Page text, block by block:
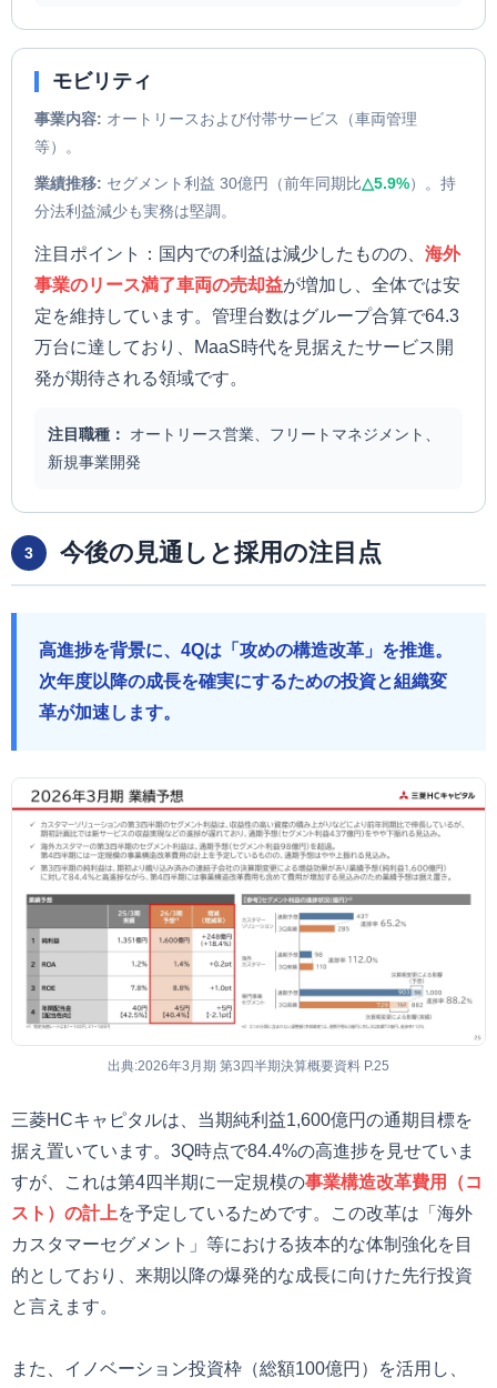
モビリティ
事業内容: オートリースおよび付帯サービス（車両管理
等）。
業績推移: セグメント利益 30億円（前年同期比△5.9%）。持
分法利益減少も実務は堅調。
注目ポイント：国内での利益は減少したものの、 海外
事業のリース満了車両の売却益が増加し、全体では安
定を維持しています。管理台数はグループ合算で64.3
万台に達しており、MaaS時代を見据えたサービス開
発が期待される領域です。
注目職種：
オートリース営業、フリートマネジメント、
新規事業開発
3 今後の見通しと採用の注目点
高進捗を背景に、4Qは「攻めの構造改革」を推進。
次年度以降の成長を確実にするための投資と組織変
革が加速します。
出典:2026年3月期 第3四半期決算概要資料 P.25
三菱HCキャピタルは、当期純利益1,600億円の通期目標を
据え置いています。3Q時点で84.4%の高進捗を見せていま
すが、これは第4四半期に一定規模の事業構造改革費用（コ
スト）の計上を予定しているためです。この改革は「海外
カスタマーセグメント」等における抜本的な体制強化を目
的としており、来期以降の爆発的な成長に向けた先行投資
と言えます。
また、イノベーション投資枠（総額100億円）を活用し、